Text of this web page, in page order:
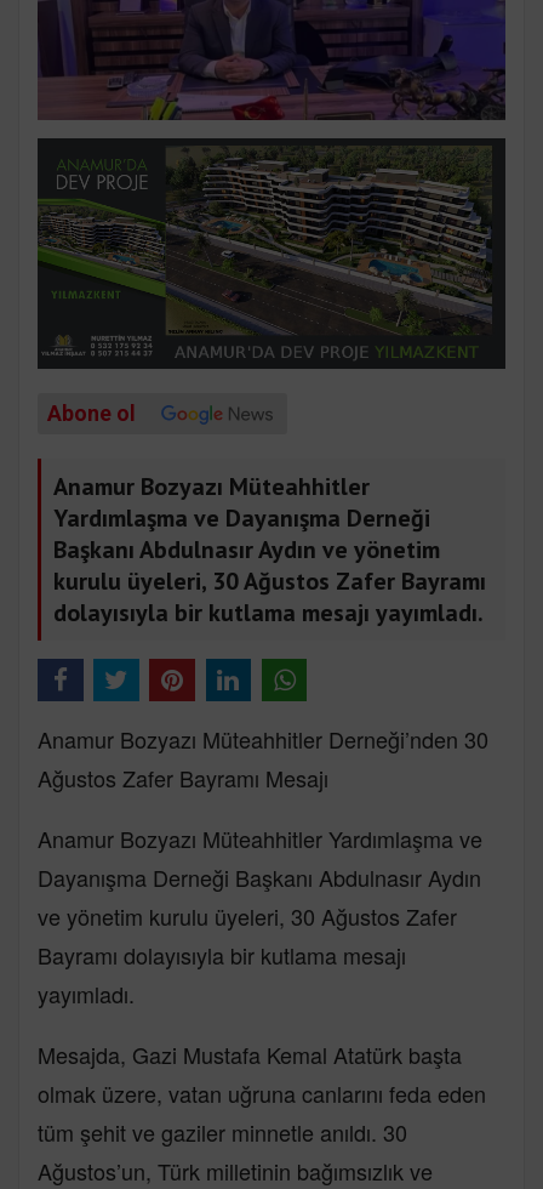
Abone ol
Anamur Bozyazı Müteahhitler
Yardımlaşma ve Dayanışma Derneği
Başkanı Abdulnasır Aydın ve yönetim
kurulu üyeleri, 30 Ağustos Zafer Bayramı
dolayısıyla bir kutlama mesajı yayımladı.
Anamur Bozyazı Müteahhitler Derneği’nden 30
Ağustos Zafer Bayramı Mesajı
Anamur Bozyazı Müteahhitler Yardımlaşma ve
Dayanışma Derneği Başkanı Abdulnasır Aydın
ve yönetim kurulu üyeleri, 30 Ağustos Zafer
Bayramı dolayısıyla bir kutlama mesajı
yayımladı.
Mesajda, Gazi Mustafa Kemal Atatürk başta
olmak üzere, vatan uğruna canlarını feda eden
tüm şehit ve gaziler minnetle anıldı. 30
Ağustos’un, Türk milletinin bağımsızlık ve